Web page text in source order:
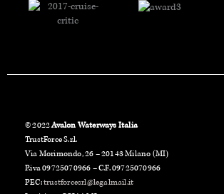
© 2022Avalon Waterways Italia
TrustForce S.r.l.
Via Morimondo, 26 – 20143 Milano (MI)
P.iva 09725070966 – C.F. 09725070966
PEC:trustforcesrl@legalmail.it